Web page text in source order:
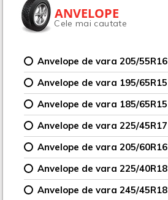
ANVELOPE
Cele mai cautate
Anvelope de vara 205/55R16
Anvelope de vara 195/65R15
Anvelope de vara 185/65R15
Anvelope de vara 225/45R17
Anvelope de vara 205/60R16
Anvelope de vara 225/40R18
Anvelope de vara 245/45R18